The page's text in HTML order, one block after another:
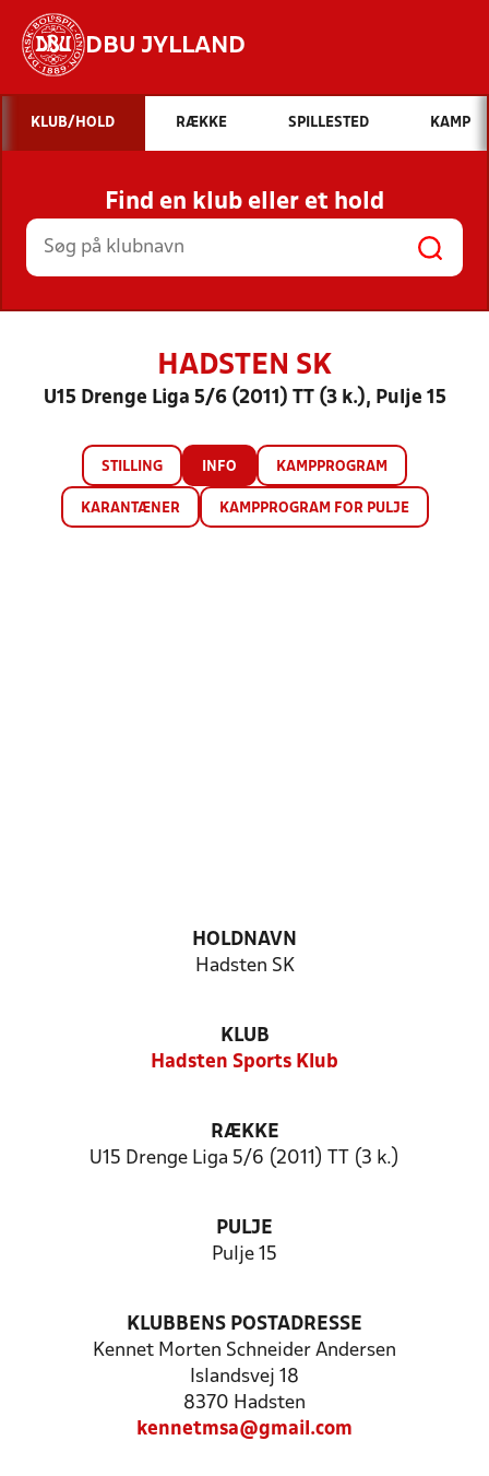
DBU JYLLAND
Hvad vil du søge efter?
INDHOLD OG NYHEDER
STILLINGER, RESULTATER, KLUBBER OG
HOLD
KLUB/HOLD RÆKKE SPILLESTED KAMP
Find en klub eller et hold
HADSTEN SK
U15 Drenge Liga 5/6 (2011) TT (3 k.), Pulje 15
STILLING INFO KAMPPROGRAM
KARANTÆNER KAMPPROGRAM FOR PULJE
HOLDNAVN
Hadsten SK
KLUB
Hadsten Sports Klub
RÆKKE
U15 Drenge Liga 5/6 (2011) TT (3 k.)
PULJE
Pulje 15
KLUBBENS POSTADRESSE
Kennet Morten Schneider Andersen
Islandsvej 18
8370 Hadsten
kennetmsa@gmail.com